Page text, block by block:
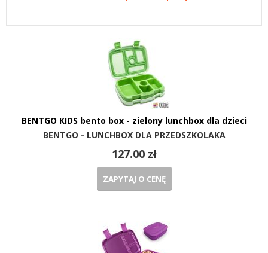
BENTGO KIDS bento box - zielony lunchbox dla dzieci
BENTGO - LUNCHBOX DLA PRZEDSZKOLAKA
127.00 zł
ZAPYTAJ O CENĘ